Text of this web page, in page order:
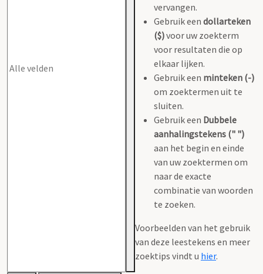
vervangen.
Gebruik een dollarteken
($)voor uw zoekterm
voor resultaten die op
elkaar lijken.
Gebruik een minteken (-)
om zoektermen uit te
sluiten.
Gebruik een Dubbele
aanhalingstekens (" ")
aan het begin en einde
van uw zoektermen om
naar de exacte
combinatie van woorden
te zoeken.
Voorbeelden van het gebruik
van deze leestekens en meer
zoektips vindt u hier.